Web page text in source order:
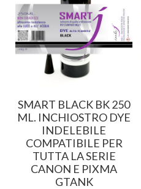
SMART BLACK BK 250
ML. INCHIOSTRO DYE
INDELEBILE
COMPATIBILE PER
TUTTA LA SERIE
CANON E PIXMA
GTANK